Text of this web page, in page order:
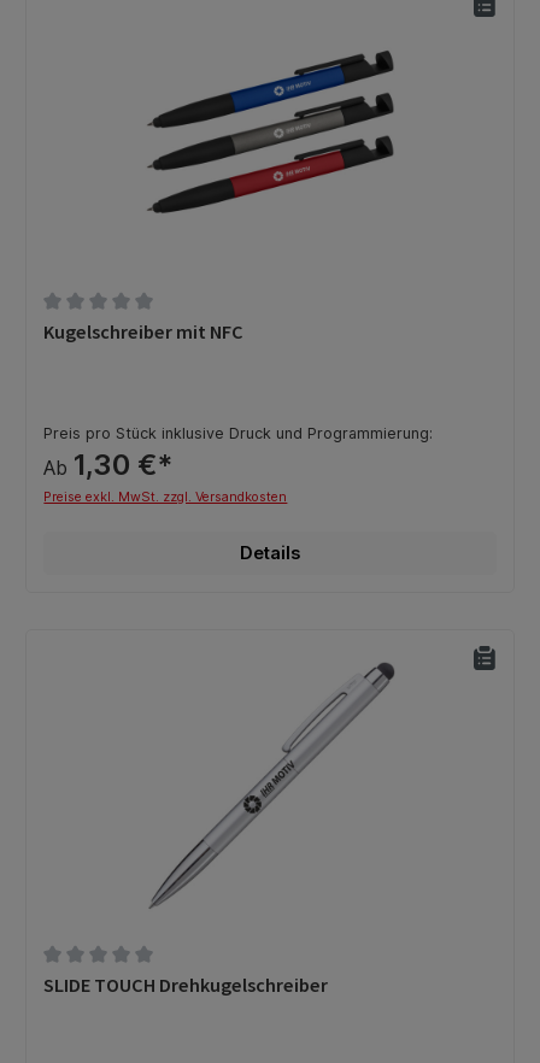
Durchschnittliche Bewertung von 0 von 5 Sternen
Kugelschreiber mit NFC
Preis pro Stück inklusive Druck und Programmierung:
Ab 1,30 €*
Preise exkl. MwSt. zzgl. Versandkosten
Details
Durchschnittliche Bewertung von 0 von 5 Sternen
SLIDE TOUCH Drehkugelschreiber